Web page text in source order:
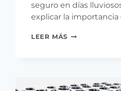
seguro en días
explicar la importancia
LEER MÁS CUIDA
INVIERNO